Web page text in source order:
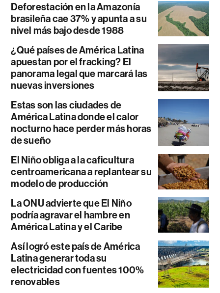
Deforestación en la Amazonía
brasileña cae 37% y apunta a su
nivel más bajo desde 1988
¿Qué países de América Latina
apuestan por el fracking? El
panorama legal que marcará las
nuevas inversiones
Estas son las ciudades de
América Latina donde el calor
nocturno hace perder más horas
de sueño
El Niño obliga a la caficultura
centroamericana a replantear su
modelo de producción
La ONU advierte que El Niño
podría agravar el hambre en
América Latina y el Caribe
Así logró este país de América
Latina generar toda su
electricidad con fuentes 100%
renovables